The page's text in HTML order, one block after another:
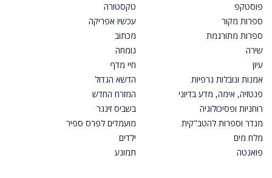
פוסטקפ
ספרות מקור
ספרות מתורגמת
שירה
עיון
אמנות ונובלות גרפיות
פנטזיה, אימה, מדע בדיוני
רוחניות ופסיכולוגיה
מגדר וספרות להטב"קית
מלח מים
פואנטה
טקסטורה
עכשיו אפריקה
מכתוב
גומחה
חיי מדף
הדשא הגדול
המזרח החדש
בשביס זינגר
מועמדים לפרס ספיר
ילדים
תמונע